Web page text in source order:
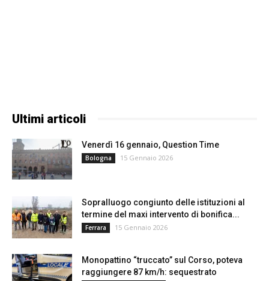
Ultimi articoli
Venerdì 16 gennaio, Question Time
Bologna 15 Gennaio 2026
Sopralluogo congiunto delle istituzioni al
termine del maxi intervento di bonifica...
Ferrara 15 Gennaio 2026
Monopattino “truccato” sul Corso, poteva
raggiungere 87 km/h: sequestrato